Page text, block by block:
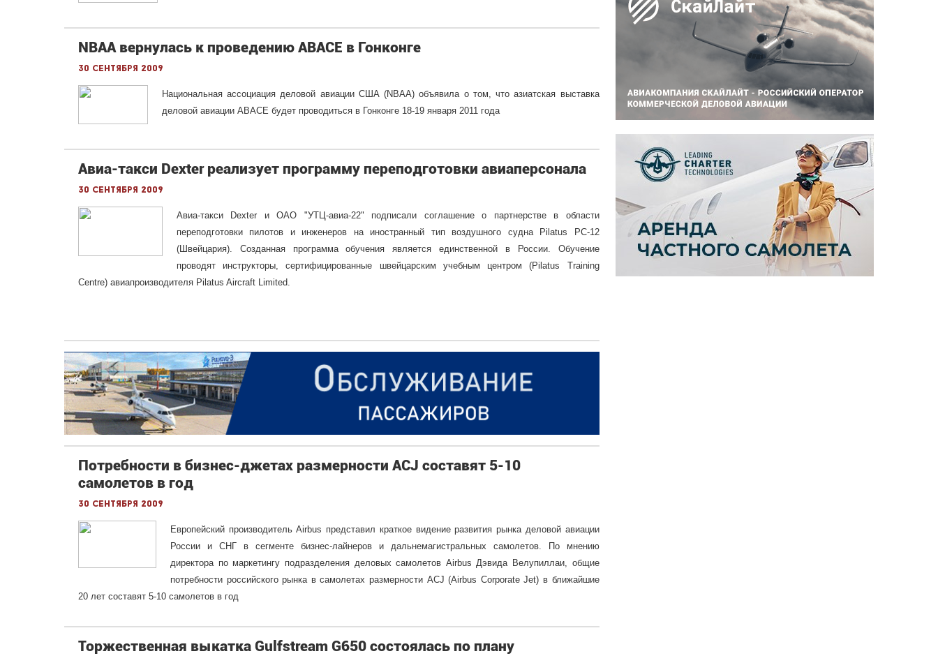
NBAA вернулась к проведению ABACE в Гонконге
30 сентября 2009
Национальная ассоциация деловой авиации США (NBAA) объявила о том, что азиатская выставка
деловой авиации ABACE будет проводиться в Гонконге 18-19 января 2011 года
Авиа-такси Dexter реализует программу переподготовки авиаперсонала
30 сентября 2009
Авиа-такси Dexter и ОАО "УТЦ-авиа-22" подписали соглашение о партнерстве в области
переподготовки пилотов и инженеров на иностранный тип воздушного судна Pilatus PC-12
(Швейцария). Созданная программа обучения является единственной в России. Обучение
проводят инструкторы, сертифицированные швейцарским учебным центром (Pilatus Training
Centre) авиапроизводителя Pilatus Aircraft Limited.
Потребности в бизнес-джетах размерности ACJ составят 5-10
самолетов в год
30 сентября 2009
Европейский производитель Airbus представил краткое видение развития рынка деловой авиации
России и СНГ в сегменте бизнес-лайнеров и дальнемагистральных самолетов. По мнению
директора по маркетингу подразделения деловых самолетов Airbus Дэвида Велупиллаи, общие
потребности российского рынка в самолетах размерности ACJ (Airbus Corporate Jet) в ближайшие
20 лет составят 5-10 самолетов в год
Торжественная выкатка Gulfstream G650 состоялась по плану